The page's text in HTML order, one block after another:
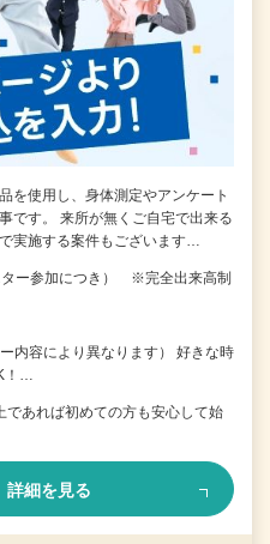
を使用し、身体測定やアンケート
です。 来所が無くご自宅で出来る
実施する案件もございます…
ター参加につき） ※完全出来高制
内容により異なります） 好きな時
！…
あれば初めての方も安心して始
詳細を見る